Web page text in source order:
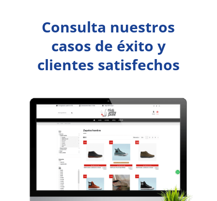
Consulta nuestros
casos de éxito y
clientes satisfechos